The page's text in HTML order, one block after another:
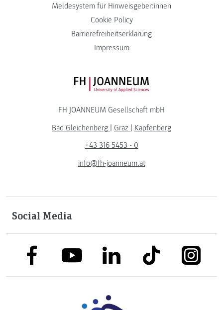
Meldesystem für Hinweisgeber:innen
Cookie Policy
Barrierefreiheitserklärung
Impressum
FH JOANNEUM Logo
FH JOANNEUM Gesellschaft mbH
Bad Gleichenberg | Graz | Kapfenberg
+43 316 5453 - 0
info@fh-joanneum.at
Social Media
link to facebooklink to youtubelink to linkedinlink to tiktok link to